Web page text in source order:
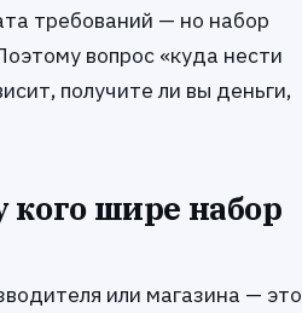
требований — но набор
вопрос «куда нести
получите ли вы деньги,
кого шире набор
или магазина — это